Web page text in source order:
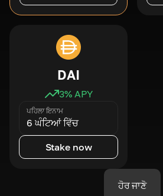
DAI
3% APY
ਪਹਿਲਾ ਇਨਾਮ
6 ਘੰਟਿਆਂ ਵਿੱਚ
Stake now
ਹੋਰ ਜਾਣੋ